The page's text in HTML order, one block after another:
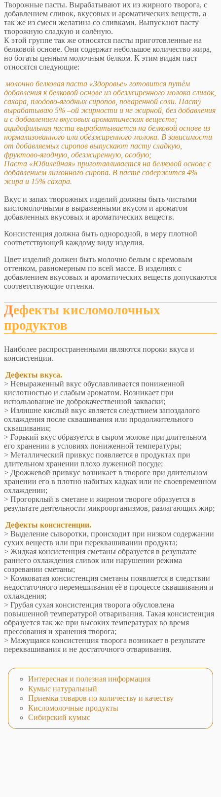
Творожные пасты. Вырабатывают их из жирного творога, с
добавлением сливок, вкусовых и ароматических веществ, а
так же из смеси желатина со сливками. Выпускают пасту
творожную сладкую и солёную.
К этой группе так же относятся пасты приготовленные на
белковой основе. Они содержат небольшое количество жира,
но богаты ценным молочным белком. К этим видам паст
относятся следующие:
молочно белковая паста «Здоровье» готовится путём
добавления к белковой основе из обезжиренного молока сливок,
сахара, плодово-ягодных сиропов, поваренной соли. Пасту
вырабатываю 5% –ой жирности и не жирной, без добавления
и с добавлением вкусовых ароматических веществ;
ацидофильная паста вырабатывается на белковой основе из
нормализованного или обезжиренного молока. В зависимости
от добавляемых сиропов выпускают пасту сладкую,
фруктово-ягодную, обезжиренную, особую;
Паста «Юбилейная» приготавливается на белковой основе с
добавлением лимонного сиропа. В пасте содержится 4%
жира и 15% сахара.
Вкус и запах творожных изделий должны быть чистыми
кисломолочными в выраженными вкусом и ароматом
добавленных вкусовых и ароматических веществ.
Консистенция должна быть однородной, в меру плотной
соответствующей каждому виду изделия.
Цвет изделий должен быть молочно белым с кремовым
оттенком, равномерным по всей массе. В изделиях с
добавлением вкусовых и ароматических веществ допускаются
соответствующие оттенки.
Дефекты кисломолочных
продуктов
Наиболее распространенными являются пороки вкуса и
консистенции.
Дефекты вкуса.
> Невыраженный вкус обуславливается пониженной
кислотностью и слабым ароматом. Возникает при
использование не доброкачественной закваски;
> Излишне кислый вкус является следствием запоздалого
охлаждения после сквашивания или продолжительного
сквашивания;
> Горький вкус образуется в сыром молоке при длительном
его хранении в условиях пониженной температуры;
> Металлический привкус появляется в продуктах при
длительном хранении плохо луженной посуде;
> Дрожжевой привкус возникает в твороге при длительном
хранении его в плотно набитых кадках или не своевременном
охлаждении;
> Прогорклый в сметане и жирном твороге образуется в
результате деятельности микроорганизмов, разлагающих жир;
Дефекты консистенции.
> Выделение сыворотки, происходит при низком содержании
сухих веществ или при переквашивании продукта;
> Жидкая консистенция сметаны образуется в результате
раннего охлаждения сливок или нарушении режима
созревании сметаны;
> Комковатая консистенция сметаны появляется в следствии
недостаточного перемешивания её в процессе сквашивания и
охлаждения;
> Грубая сухая консистенция творога обусловлена
повышенной температурой отваривания. Такая консистенция
образуется так же при высоких температурах во время
прессования и хранения творога;
> Мажущаяся консистенция творога возникает в результате
переквашивания и не достаточного отваривания.
Интересная и полезная информация
Кумыс натуральный
Приемка товаров по количеству и качеству
Кисломолочные продукты
Сибирский кумыс